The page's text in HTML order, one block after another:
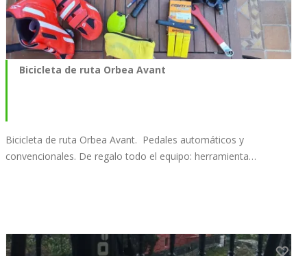
Bicicleta de ruta Orbea Avant
Bicicleta de ruta Orbea Avant. Pedales automáticos y
convencionales. De regalo todo el equipo: herramienta…